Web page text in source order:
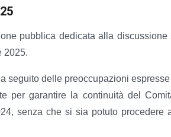
pubblica dedicata alla discussione
2025.
seguito delle preoccupazioni espresse
per garantire la continuità del
senza che si sia potuto procedere